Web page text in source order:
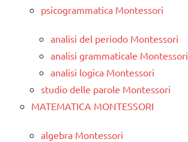
psicogrammatica Montessori
analisi del periodo Montessori
analisi grammaticale Montessori
analisi logica Montessori
studio delle parole Montessori
MATEMATICA MONTESSORI
algebra Montessori